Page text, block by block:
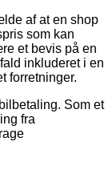
af at en shop
som kan
et bevis på en
inkluderet i en
forretninger.
Som et
fra